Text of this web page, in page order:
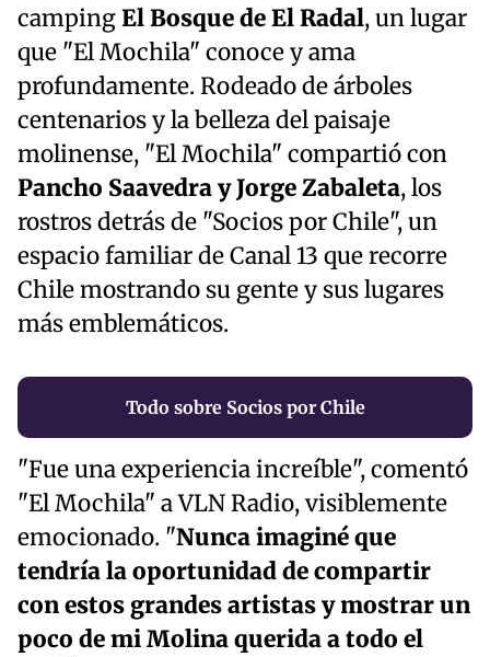
campingEl Bosque de El Radal, un lugar
que "El Mochila" conoce y ama
profundamente. Rodeado de árboles
centenarios y la belleza del paisaje
molinense, "El Mochila" compartió con
Pancho Saavedra y Jorge Zabaleta, los
rostros detrás de "Socios por Chile", un
espacio familiar de Canal 13 que recorre
Chile mostrando su gente y sus lugares
más emblemáticos.
Todo sobre Socios por Chile
"Fue una experiencia increíble", comentó
"El Mochila" a VLN Radio, visiblemente
emocionado. "Nunca imaginé que
tendría la oportunidad de compartir
con estos grandes artistas y mostrar un
poco de mi Molina querida a todo el